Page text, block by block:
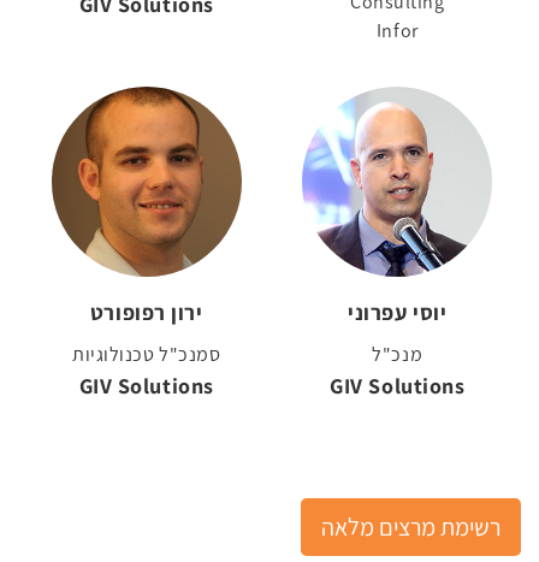
Infor
יוסי עפרוני
מנכ"ל
GIV Solutions
ירון רפופורט
סמנכ"ל טכנולוגיות
GIV Solutions
רשימת מרצים מלאה